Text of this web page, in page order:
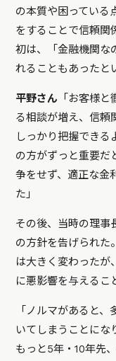
の本質や困っている
をすることで信頼関
初は、「金融機関な
れることもあったと
平野さん 「お客様
る相談が増え、信頼
しっかり把握できる
の方がずっと重要だ
争をせず、適正な金
た」
その後、当時の理事
の方針を告げられた
は大きく変わったが
に悪影響を与えるこ
「ノルマがあると
いてしまうことにな
もっと5年・10年先